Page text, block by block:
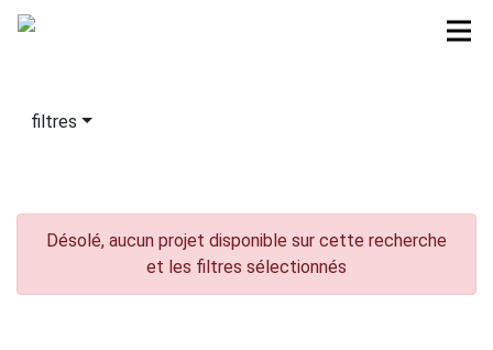
filtres
Désolé, aucun projet disponible sur cette recherche
et les filtres sélectionnés